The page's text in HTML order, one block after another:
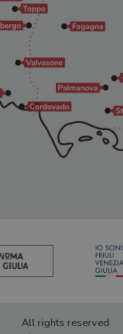
All rights reserved